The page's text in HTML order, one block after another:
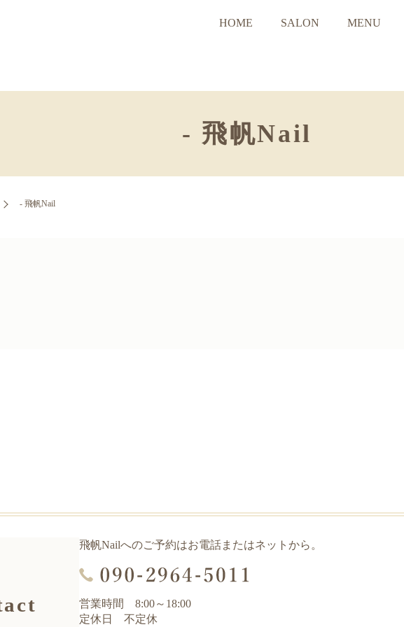
HOME SALON MENU
- 飛帆Nail
- 飛帆Nail
飛帆Nailへのご予約はお電話またはネットから。
営業時間 8:00～18:00
定休日 不定休